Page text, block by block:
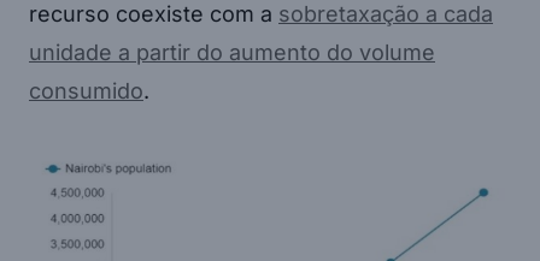
recurso coexiste com a sobretaxação a cada
unidade a partir do aumento do volume
consumido.